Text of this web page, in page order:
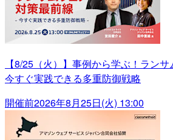
【8/25（火）】事例から学ぶ！ラン
今すぐ実践できる多重防御戦略
開催前2026年8月25日(火) 13:00